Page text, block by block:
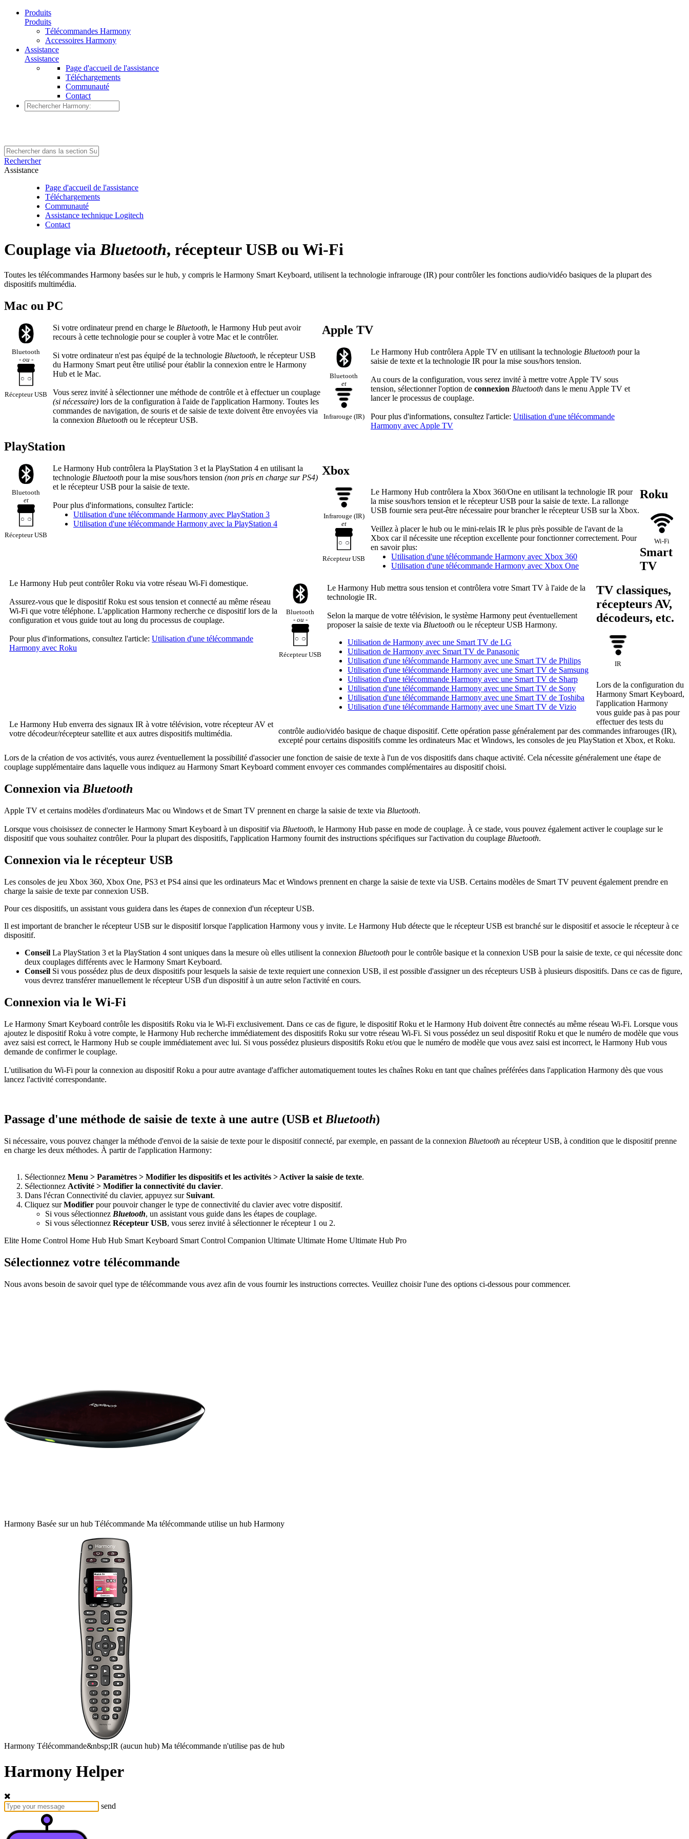
Produits
Produits
Télécommandes Harmony
Accessoires Harmony
Assistance
Assistance
Page d'accueil de l'assistance
Téléchargements
Communauté
Contact
Rechercher
Assistance
Page d'accueil de l'assistance
Téléchargements
Communauté
Assistance technique Logitech
Contact
Couplage viaBluetooth, récepteur USB ou Wi-Fi
Toutes les télécommandes Harmony basées sur le hub, y compris le Harmony Smart Keyboard, utilisent la technologie infrarouge (IR) pour contrôler les fonctions audio/vidéo basiques de la plupart des
dispositifs multimédia.
Mac ou PC
Bluetooth
- ou -
Récepteur USB
Si votre ordinateur prend en charge le Bluetooth, le Harmony Hub peut avoir
recours à cette technologie pour se coupler à votre Mac et le contrôler.
Si votre ordinateur n'est pas équipé de la technologie Bluetooth, le récepteur USB
du Harmony Smart peut être utilisé pour établir la connexion entre le Harmony
Hub et le Mac.
Vous serez invité à sélectionner une méthode de contrôle et à effectuer un couplage
(si nécessaire) lors de la configuration à l'aide de l'application Harmony. Toutes les
commandes de navigation, de souris et de saisie de texte doivent être envoyées via
la connexion Bluetooth ou le récepteur USB.
Apple TV
Bluetooth
et
Infrarouge (IR)
Le Harmony Hub contrôlera Apple TV en utilisant la technologie Bluetooth pour la
saisie de texte et la technologie IR pour la mise sous/hors tension.
Au cours de la configuration, vous serez invité à mettre votre Apple TV sous
tension, sélectionner l'option de connexion Bluetooth dans le menu Apple TV et
lancer le processus de couplage.
Pour plus d'informations, consultez l'article: Utilisation d'une télécommande
Harmony avec Apple TV
PlayStation
Bluetooth
et
Récepteur USB
Le Harmony Hub contrôlera la PlayStation 3 et la PlayStation 4 en utilisant la
technologie Bluetooth pour la mise sous/hors tension (non pris en charge sur PS4)
et le récepteur USB pour la saisie de texte.
Pour plus d'informations, consultez l'article:
Utilisation d'une télécommande Harmony avec PlayStation 3
Utilisation d'une télécommande Harmony avec la PlayStation 4
Xbox
Infrarouge (IR)
et
Récepteur USB
Le Harmony Hub contrôlera la Xbox 360/One en utilisant la technologie IR pour
la mise sous/hors tension et le récepteur USB pour la saisie de texte. La rallonge
USB fournie sera peut-être nécessaire pour brancher le récepteur USB sur la Xbox.
Veillez à placer le hub ou le mini-relais IR le plus près possible de l'avant de la
Xbox car il nécessite une réception excellente pour fonctionner correctement. Pour
en savoir plus:
Utilisation d'une télécommande Harmony avec Xbox 360
Utilisation d'une télécommande Harmony avec Xbox One
Roku
Wi-Fi
Le Harmony Hub peut contrôler Roku via votre réseau Wi-Fi domestique.
Assurez-vous que le dispositif Roku est sous tension et connecté au même réseau
Wi-Fi que votre téléphone. L'application Harmony recherche ce dispositif lors de la
configuration et vous guide tout au long du processus de couplage.
Pour plus d'informations, consultez l'article: Utilisation d'une télécommande
Harmony avec Roku
Smart
TV
Bluetooth
- ou -
Récepteur USB
Le Harmony Hub mettra sous tension et contrôlera votre Smart TV à l'aide de la
technologie IR.
Selon la marque de votre télévision, le système Harmony peut éventuellement
proposer la saisie de texte via Bluetooth ou le récepteur USB Harmony.
Utilisation de Harmony avec une Smart TV de LG
Utilisation de Harmony avec Smart TV de Panasonic
Utilisation d'une télécommande Harmony avec une Smart TV de Philips
Utilisation d'une télécommande Harmony avec une Smart TV de Samsung
Utilisation d'une télécommande Harmony avec une Smart TV de Sharp
Utilisation d'une télécommande Harmony avec une Smart TV de Sony
Utilisation d'une télécommande Harmony avec une Smart TV de Toshiba
Utilisation d'une télécommande Harmony avec une Smart TV de Vizio
TV classiques,
récepteurs AV,
décodeurs, etc.
IR
Le Harmony Hub enverra des signaux IR à votre télévision, votre récepteur AV et
votre décodeur/récepteur satellite et aux autres dispositifs multimédia.
Lors de la configuration du
Harmony Smart Keyboard,
l'application Harmony
vous guide pas à pas pour
effectuer des tests du
contrôle audio/vidéo basique de chaque dispositif. Cette opération passe généralement par des commandes infrarouges (IR),
excepté pour certains dispositifs comme les ordinateurs Mac et Windows, les consoles de jeu PlayStation et Xbox, et Roku.
Lors de la création de vos activités, vous aurez éventuellement la possibilité d'associer une fonction de saisie de texte à l'un de vos dispositifs dans chaque activité. Cela nécessite généralement une étape de
couplage supplémentaire dans laquelle vous indiquez au Harmony Smart Keyboard comment envoyer ces commandes complémentaires au dispositif choisi.
Connexion via Bluetooth
Apple TV et certains modèles d'ordinateurs Mac ou Windows et de Smart TV prennent en charge la saisie de texte via Bluetooth.
Lorsque vous choisissez de connecter le Harmony Smart Keyboard à un dispositif via Bluetooth, le Harmony Hub passe en mode de couplage. À ce stade, vous pouvez également activer le couplage sur le
dispositif que vous souhaitez contrôler. Pour la plupart des dispositifs, l'application Harmony fournit des instructions spécifiques sur l'activation du couplage Bluetooth.
Connexion via le récepteur USB
Les consoles de jeu Xbox 360, Xbox One, PS3 et PS4 ainsi que les ordinateurs Mac et Windows prennent en charge la saisie de texte via USB. Certains modèles de Smart TV peuvent également prendre en
charge la saisie de texte par connexion USB.
Pour ces dispositifs, un assistant vous guidera dans les étapes de connexion d'un récepteur USB.
Il est important de brancher le récepteur USB sur le dispositif lorsque l'application Harmony vous y invite. Le Harmony Hub détecte que le récepteur USB est branché sur le dispositif et associe le récepteur à ce
dispositif.
Conseil La PlayStation 3 et la PlayStation 4 sont uniques dans la mesure où elles utilisent la connexion Bluetooth pour le contrôle basique et la connexion USB pour la saisie de texte, ce qui nécessite donc
deux couplages différents avec le Harmony Smart Keyboard.
Conseil Si vous possédez plus de deux dispositifs pour lesquels la saisie de texte requiert une connexion USB, il est possible d'assigner un des récepteurs USB à plusieurs dispositifs. Dans ce cas de figure,
vous devrez transférer manuellement le récepteur USB d'un dispositif à un autre selon l'activité en cours.
Connexion via le Wi-Fi
Le Harmony Smart Keyboard contrôle les dispositifs Roku via le Wi-Fi exclusivement. Dans ce cas de figure, le dispositif Roku et le Harmony Hub doivent être connectés au même réseau Wi-Fi. Lorsque vous
ajoutez le dispositif Roku à votre compte, le Harmony Hub recherche immédiatement des dispositifs Roku sur votre réseau Wi-Fi. Si vous possédez un seul dispositif Roku et que le numéro de modèle que vous
avez saisi est correct, le Harmony Hub se couple immédiatement avec lui. Si vous possédez plusieurs dispositifs Roku et/ou que le numéro de modèle que vous avez saisi est incorrect, le Harmony Hub vous
demande de confirmer le couplage.
L'utilisation du Wi-Fi pour la connexion au dispositif Roku a pour autre avantage d'afficher automatiquement toutes les chaînes Roku en tant que chaînes préférées dans l'application Harmony dès que vous
lancez l'activité correspondante.
Passage d'une méthode de saisie de texte à une autre (USB etBluetooth)
Si nécessaire, vous pouvez changer la méthode d'envoi de la saisie de texte pour le dispositif connecté, par exemple, en passant de la connexion Bluetooth au récepteur USB, à condition que le dispositif prenne
en charge les deux méthodes. À partir de l'application Harmony:
Sélectionnez Menu > Paramètres > Modifier les dispositifs et les activités > Activer la saisie de texte.
Sélectionnez Activité > Modifier la connectivité du clavier.
Dans l'écran Connectivité du clavier, appuyez surSuivant.
Cliquez surModifier pour pouvoir changer le type de connectivité du clavier avec votre dispositif.
Si vous sélectionnez Bluetooth, un assistant vous guide dans les étapes de couplage.
Si vous sélectionnez Récepteur USB, vous serez invité à sélectionner le récepteur 1 ou 2.
Elite Home Control Home Hub Hub Smart Keyboard Smart Control Companion Ultimate Ultimate Home Ultimate Hub Pro
Sélectionnez votre télécommande
Nous avons besoin de savoir quel type de télécommande vous avez afin de vous fournir les instructions correctes. Veuillez choisir l'une des options ci-dessous pour commencer.
Harmony Basée sur un hub Télécommande Ma télécommande utilise un hub Harmony
Harmony Télécommande&nbsp;IR (aucun hub) Ma télécommande n'utilise pas de hub
Harmony Helper
send